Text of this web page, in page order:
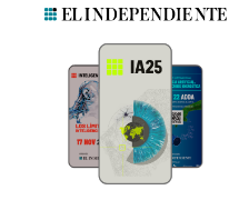
Quiénes somos
Especificaciones